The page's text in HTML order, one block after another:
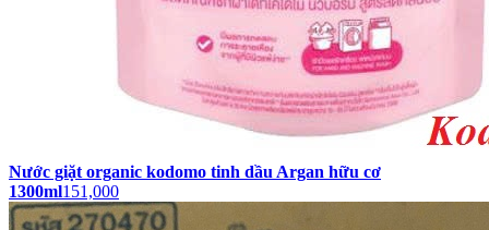
Nước giặt organic kodomo tinh dầu Argan hữu cơ
1300ml151,000